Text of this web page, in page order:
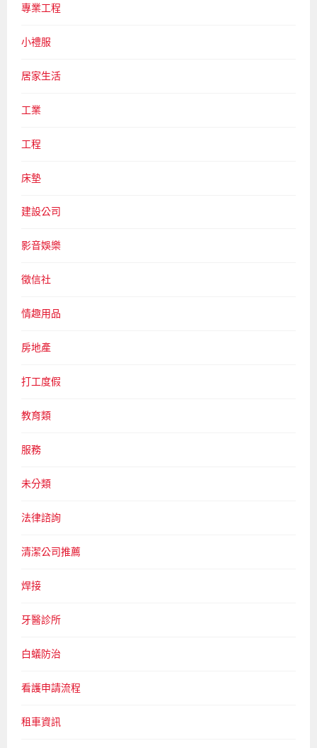
專業工程
小禮服
居家生活
工業
工程
床墊
建設公司
影音娛樂
徵信社
情趣用品
房地產
打工度假
教育類
服務
未分類
法律諮詢
清潔公司推薦
焊接
牙醫診所
白蟻防治
看護申請流程
租車資訊